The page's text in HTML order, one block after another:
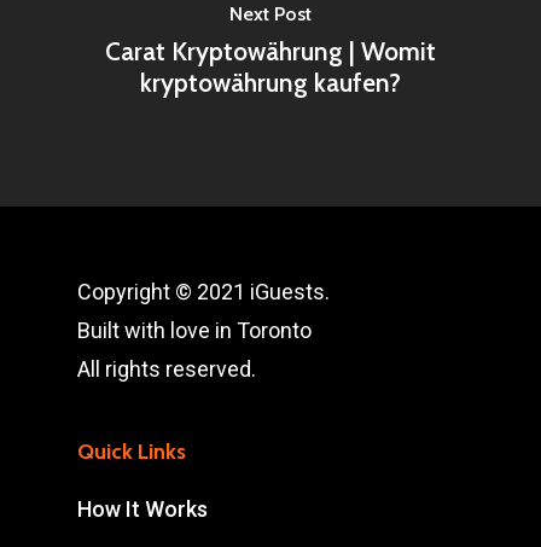
Next Post
Carat Kryptowährung | Womit
kryptowährung kaufen?
Copyright © 2021 iGuests.
Built with love in Toronto
All rights reserved.
Quick Links
How It Works